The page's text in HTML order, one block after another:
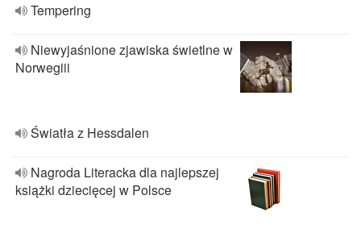
Tempering
Niewyjaśnione zjawiska świetlne w
Norwegiii
Światła z Hessdalen
Nagroda Literacka dla najlepszej
książki dziecięcej w Polsce